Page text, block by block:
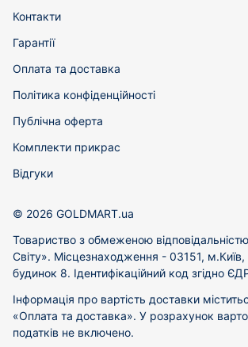
Контакти
Гарантії
Оплата та доставка
Політика конфіденційності
Публічна оферта
Комплекти прикрас
Відгуки
© 2026 GOLDMART.ua
Товариство з обмеженою
Світу». Місцезнаходження - 03151, м.Київ,
будинок 8. Ідентифікаційний код згідно
Інформація про вартість доставки
«Оплата та доставка». У розрахунок
податків не включено.